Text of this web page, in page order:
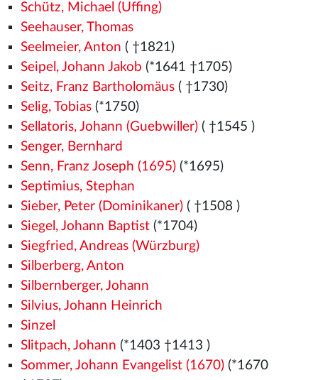
Schütz, Michael (Uffing)
Seehauser, Thomas
Seelmeier, Anton ( †1821)
Seipel, Johann Jakob (*1641 †1705)
Seitz, Franz Bartholomäus( †1730)
Selig, Tobias(*1750)
Sellatoris, Johann (Guebwiller)( †1545 )
Senger, Bernhard
Senn, Franz Joseph (1695)(*1695)
Septimius, Stephan
Sieber, Peter (Dominikaner)( †1508 )
Siegel, Johann Baptist(*1704)
Siegfried, Andreas (Würzburg)
Silberberg, Anton
Silbernberger, Johann
Silvius, Johann Heinrich
Sinzel
Slitpach, Johann (*1403 †1413 )
Sommer, Johann Evangelist (1670)(*1670